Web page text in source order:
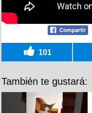
101
También te gustará: